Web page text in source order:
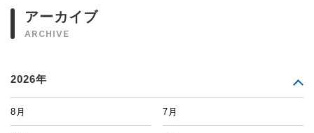
アーカイブ
ARCHIVE
2026年
8月 7月